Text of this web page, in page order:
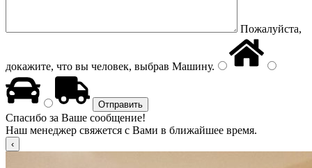
Пожалуйста,
докажите, что вы человек, выбрав Машину.
Спасибо за Ваше сообщение!
Наш менеджер свяжется с Вами в ближайшее время.